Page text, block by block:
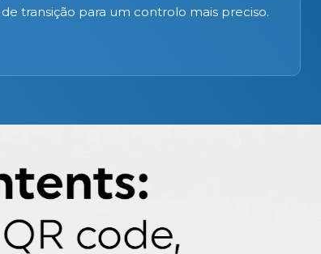
de transição para um controlo mais preciso.